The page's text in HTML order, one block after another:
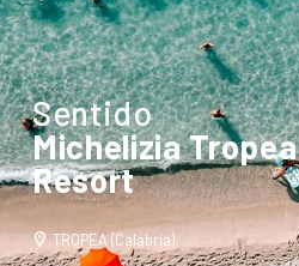
Sentido
Michelizia Tropea
Resort
TROPEA (Calabria)